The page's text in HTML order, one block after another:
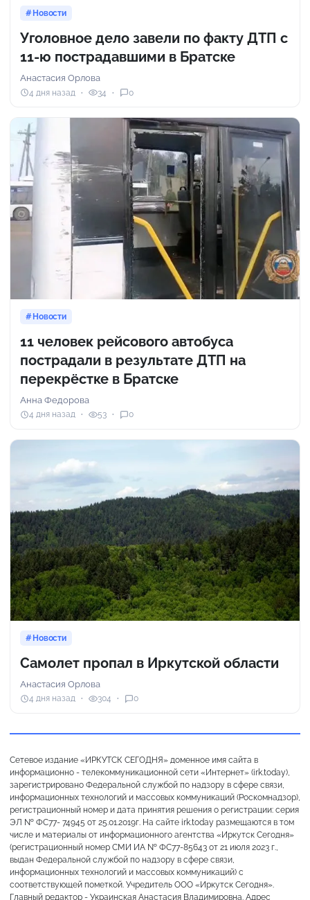
Новости
Уголовное дело завели по факту ДТП с
11-ю пострадавшими в Братске
Анастасия Орлова
4 дня назад 34 0
Новости
11 человек рейсового автобуса
пострадали в результате ДТП на
перекрёстке в Братске
Анна Федорова
4 дня назад 53 0
Новости
Самолет пропал в Иркутской области
Анастасия Орлова
4 дня назад 304 0
Сетевое издание «ИРКУТСК СЕГОДНЯ» доменное имя сайта в
информационно - телекоммуникационной сети «Интернет» (irk.today),
зарегистрировано Федеральной службой по надзору в сфере связи,
информационных технологий и массовых коммуникаций (Роскомнадзор),
регистрационный номер и дата принятия решения о регистрации: серия
ЭЛ № ФС77- 74945 от 25.01.2019г. На сайте irk.today размещаются в том
числе и материалы от информационного агентства «Иркутск Сегодня»
(регистрационный номер СМИ ИА № ФС77-85643 от 21 июля 2023 г.,
выдан Федеральной службой по надзору в сфере связи,
информационных технологий и массовых коммуникаций) с
соответствующей пометкой. Учредитель ООО «Иркутск Сегодня».
Главный редактор - Украинская Анастасия Владимировна. Адрес